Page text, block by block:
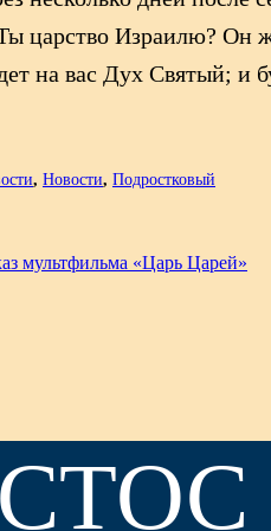
царство Израилю?
на вас Дух Святый;
, Новости, Подростковый
мультфильма «Царь Царей»